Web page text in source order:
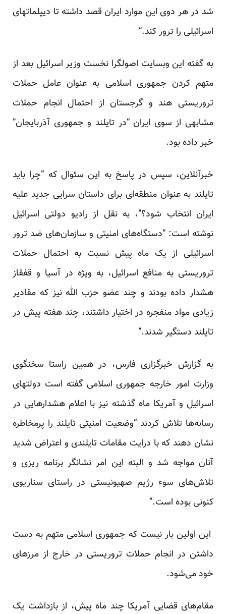
شد در هر دوی این موارد ایران قصد داشته تا دیپلماتهای
اسرائیلی را ترور کند.”
به گفته این وبسایت اصولگرا نخست وزیر اسرائیل بعد از
متهم کردن جمهوری اسلامی به عنوان عامل حملات
تروریستی هند و گرجستان از احتمال انجام حملات
مشابهی از سوی ایران “در تایلند و جمهوری آذربایجان”
خبر داده بود.
خبرآنلاین، سپس در پاسخ به این سئوال که “چرا باید
تایلند به عنوان منطقه‌ای برای داستان سرایی جدید علیه
ایران انتخاب شود؟”، به نقل از رادیو دولتی اسرائیل
نوشته است: “دستگاه‌های امنیتی و سازمان‌های ضد ترور
اسرائیلی از یک ماه پیش نسبت به احتمال حملات
تروریستی به منافع اسرائیل، به ویژه در آسیا و قفقاز
هشدار داده بودند و چند عضو حزب الله نیز که مقادیر
زیادی مواد منفجره در اختیار داشتند، چند هفته پیش در
تایلند دستگیر شدند.”
به گزارش خبرگزاری فارس، در همین راستا سخنگوی
وزارت امور خارجه جمهوری اسلامی گفته است دولتهای
اسرائیل و آمریکا ماه گذشته نیز با اعلام هشدارهایی در
رسانه‌ها تلاش کردند “وضعیت امنیتی تایلند را پرمخاطره
نشان دهند که با درایت مقامات تایلندی و اعتراض شدید
آنان مواجه شد و البته این امر نشانگر برنامه ریزی و
تلاش‌های سوء رژیم صهیونیستی در راستای سناریوی
کنونی بوده است.”
این اولین بار نیست که جمهوری اسلامی متهم به دست
داشتن در انجام حملات تروریستی در خارج از مرزهای
خود می‌شود.
مقام‌های قضایی آمریکا چند ماه پیش، از بازداشت یک